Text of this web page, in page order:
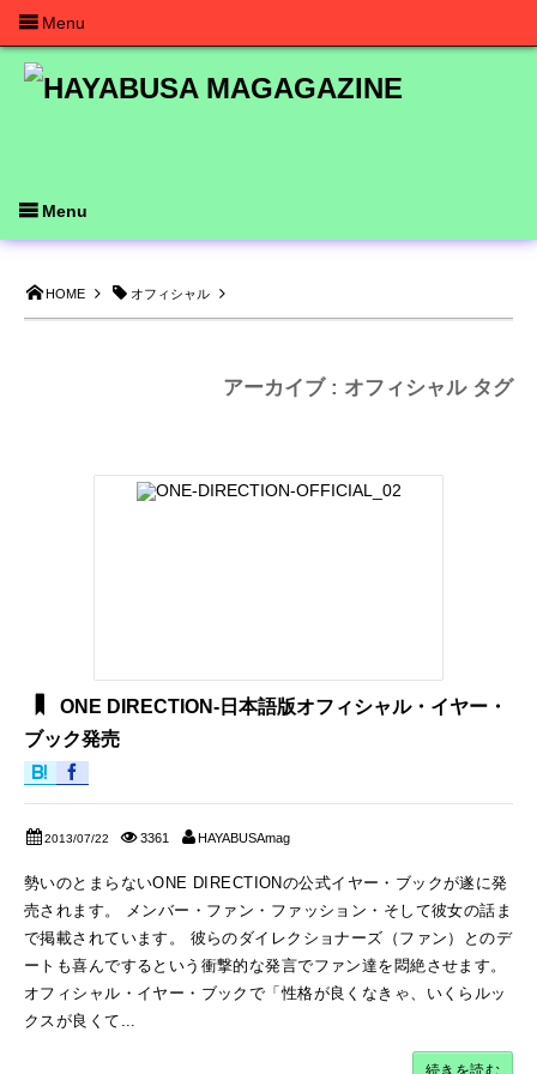
HOME オフィシャル
アーカイブ : オフィシャル タグ
ONE DIRECTION-日本語版オフィシャル・イヤー・
ブック発売
2013/07/22 3361 HAYABUSAmag
勢いのとまらないONE DIRECTIONの公式イヤー・ブックが遂に発
売されます。 メンバー・ファン・ファッション・そして彼女の話ま
で掲載されています。 彼らのダイレクショナーズ（ファン）とのデ
ートも喜んでするという衝撃的な発言でファン達を悶絶させます。
オフィシャル・イヤー・ブックで「性格が良くなきゃ、いくらルッ
クスが良くて...
続きを読む
Menu
Menu